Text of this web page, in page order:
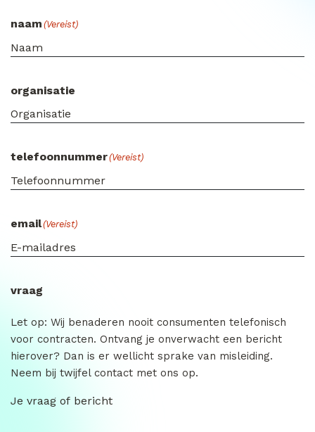
naam (Vereist)
organisatie
telefoonnummer(Vereist)
email(Vereist)
vraag
Let op: Wij benaderen nooit consumenten telefonisch
voor contracten. Ontvang je onverwacht een bericht
hierover? Dan is er wellicht sprake van misleiding.
Neem bij twijfel contact met ons op.